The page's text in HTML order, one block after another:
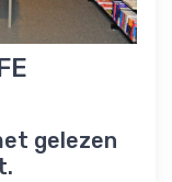
gelezen